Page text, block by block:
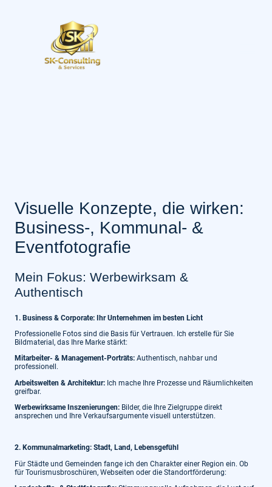
Visuelle Konzepte, die wirken:
Business-, Kommunal- &
Eventfotografie
Mein Fokus: Werbewirksam &
Authentisch
1. Business & Corporate: Ihr Unternehmen im besten Licht
Professionelle Fotos sind die Basis für Vertrauen. Ich erstelle für Sie
Bildmaterial, das Ihre Marke stärkt:
Mitarbeiter- & Management-Porträts: Authentisch, nahbar und
professionell.
Arbeitswelten & Architektur: Ich mache Ihre Prozesse und Räumlichkeiten
greifbar.
Werbewirksame Inszenierungen: Bilder, die Ihre Zielgruppe direkt
ansprechen und Ihre Verkaufsargumente visuell unterstützen.
2. Kommunalmarketing: Stadt, Land, Lebensgefühl
Für Städte und Gemeinden fange ich den Charakter einer Region ein. Ob
für Tourismusbroschüren, Webseiten oder die Standortförderung: